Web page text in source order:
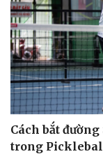
Cách bắt
trong